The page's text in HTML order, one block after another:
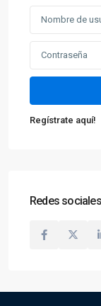
Regístrate aquí!
Redes